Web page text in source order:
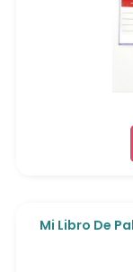
Mi Libro De